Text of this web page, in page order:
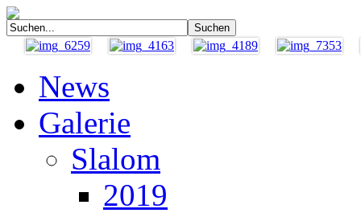
News
Galerie
Slalom
2019